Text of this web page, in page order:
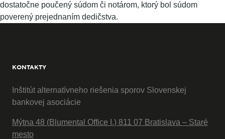
dostatočne poučený súdom či notárom, ktorý bol súdom
poverený prejednaním dedičstva.
KONTAKTY
Inštitút alternatívneho riešenia sporov Slovenskej
bankovej asociácie
Mýtna 48 (Blumental Office I.) 811 07 Bratislava – Staré
mesto